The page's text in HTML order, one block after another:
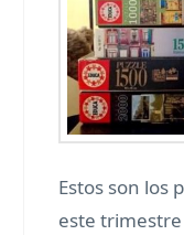
Estos son los
este